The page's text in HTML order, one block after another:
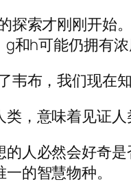
探索才刚刚开始
和h可能仍拥有浓
韦布，我们现在
类，意味着见证
的人必然会好奇
的智慧物种。